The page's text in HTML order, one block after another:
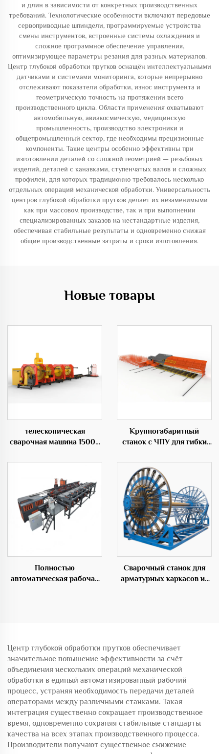
и длин в зависимости от конкретных производственных
требований. Технологические особенности включают передовые
сервоприводные шпиндели, программируемые устройства
смены инструментов, встроенные системы охлаждения и
сложное программное обеспечение управления,
оптимизирующее параметры резания для разных материалов.
Центр глубокой обработки прутков оснащён интеллектуальными
датчиками и системами мониторинга, которые непрерывно
отслеживают показатели обработки, износ инструмента и
геометрическую точность на протяжении всего
производственного цикла. Области применения охватывают
автомобильную, авиакосмическую, медицинскую
промышленность, производство электроники и
общепромышленный сектор, где необходимы прецизионные
компоненты. Такие центры особенно эффективны при
изготовлении деталей со сложной геометрией — резьбовых
изделий, деталей с канавками, ступенчатых валов и сложных
профилей, для которых традиционно требовалось несколько
отдельных операций механической обработки. Универсальность
центров глубокой обработки прутков делает их незаменимыми
как при массовом производстве, так и при выполнении
специализированных заказов на нестандартные изделия,
обеспечивая стабильные результаты и одновременно снижая
общие производственные затраты и сроки изготовления.
Новые товары
телескопическая
сварочная машина 1500S
прутьев переменного
Крупногабаритный
станок с ЧПУ для гибки
профессиональное
оборудование в
строительной области
Полностью
автоматическая рабочая
Сварочный станок для
арматурных каркасов из
Центр глубокой обработки прутков обеспечивает
значительное повышение эффективности за счёт
объединения нескольких операций механической
обработки в единый автоматизированный рабочий
процесс, устраняя необходимость передачи деталей
операторами между различными станками. Такая
интеграция существенно сокращает производственное
время, одновременно сохраняя стабильные стандарты
качества на всех этапах производственного процесса.
Производители получают существенное снижение